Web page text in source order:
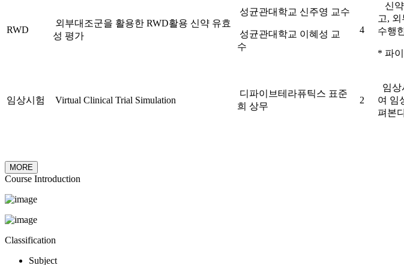
RWD
외부대조군을 활용한 RWD활용 신약 유효
성 평가
성균관대학교 신주영 교수
성균관대학교 이혜성 교
수
4
신약
고,
수행
* 파
임상시험 Virtual Clinical Trial Simulation
디파이브테라퓨틱스 표준
희 상무
2
임상
여 임
펴본
MORE
Course Introduction
Classification
Subject